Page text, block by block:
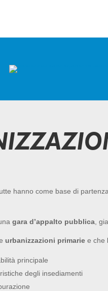
hanno come base di
gara d’appalto pubblica ,
urbanizzazioni primarie e che
principale
degli insediamenti